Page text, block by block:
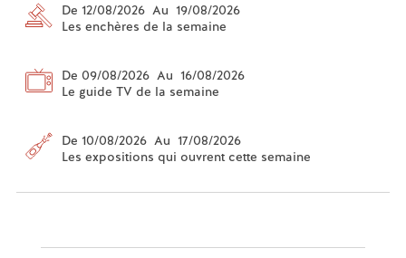
De 12/08/2026 Au 19/08/2026
Les enchères de la semaine
De 09/08/2026 Au 16/08/2026
Le guide TV de la semaine
De 10/08/2026 Au 17/08/2026
Les expositions qui ouvrent cette semaine